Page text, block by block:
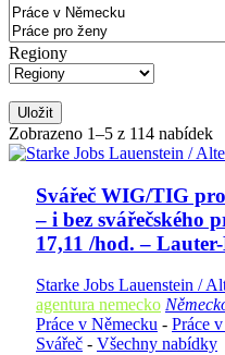
Regiony
Uložit
Zobrazeno 1–5 z 114 nabídek
Svářeč WIG/TIG
– i bez svářečského
17,11 /hod. –
Starke Jobs Lauenstein /
agentura nemecko
Práce v Německu - Práce
Svářeč - Všechny nabídky